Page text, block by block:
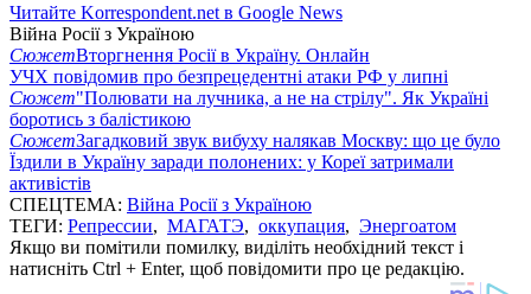
Читайте Korrespondent.net в Google News
Війна Росії з Україною
СюжетВторгнення Росії в Україну. Онлайн
УЧХ повідомив про безпрецедентні атаки РФ у липні
Сюжет"Полювати на лучника, а не на стрілу". Як Україні
боротись з балістикою
СюжетЗагадковий звук вибуху налякав Москву: що це було
Їздили в Україну заради полонених: у Кореї затримали
активістів
СПЕЦТЕМА: Війна Росії з Україною
ТЕГИ: Репрессии, МАГАТЭ, оккупация, Энергоатом
Якщо ви помітили помилку, виділіть необхідний текст і
натисніть Ctrl + Enter, щоб повідомити про це редакцію.